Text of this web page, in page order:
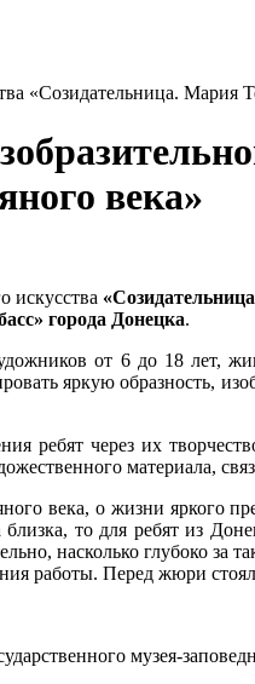
«Созидательница. Мария
века»
искусства
города Донецка.
от 6 до 18 лет,
яркую образность,
ребят через их
материала,
века, о жизни яркого
близка, то для ребят из
насколько глубоко за
работы. Перед жюри
музея-